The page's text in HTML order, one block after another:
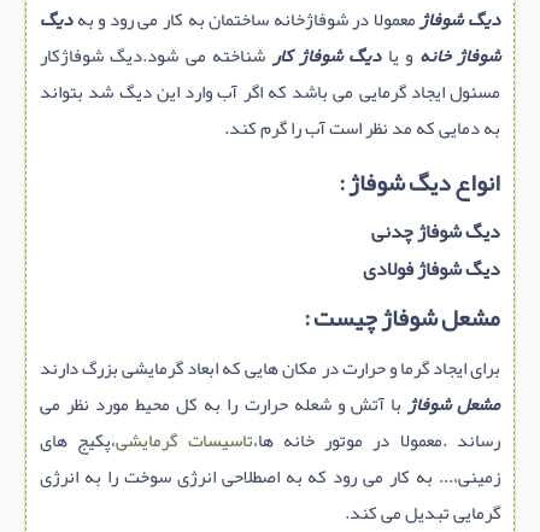
ژئوتکنیک
متفرقه
دیگ شوفاژمعمولا در شوفاژخانه ساختمان به کار می رود و بهدیگ
شوفاژ خانه و یادیگ شوفاژ کارشناخته می شود.دیگ شوفاژکار
مسئول ایجاد گرمایی می باشد که اگر آب وارد این دیگ شد بتواند
به دمایی که مد نظر است آب را گرم کند.
انواع دیگ شوفاژ :
دیگ شوفاژ چدنی
دیگ شوفاژ فولادی
مشعل شوفاژ چیست :
برای ایجاد گرما و حرارت در مکان هایی که ابعاد گرمایشی بزرگ دارند
مشعل شوفاژبا آتش و شعله حرارت را به کل محیط مورد نظر می
رساند .معمولا در موتور خانه ها،تاسیسات گرمایشی،پکیج های
زمینی،... به کار می رود که به اصطلاحی انرژی سوخت را به انرژی
گرمایی تبدیل می کند.